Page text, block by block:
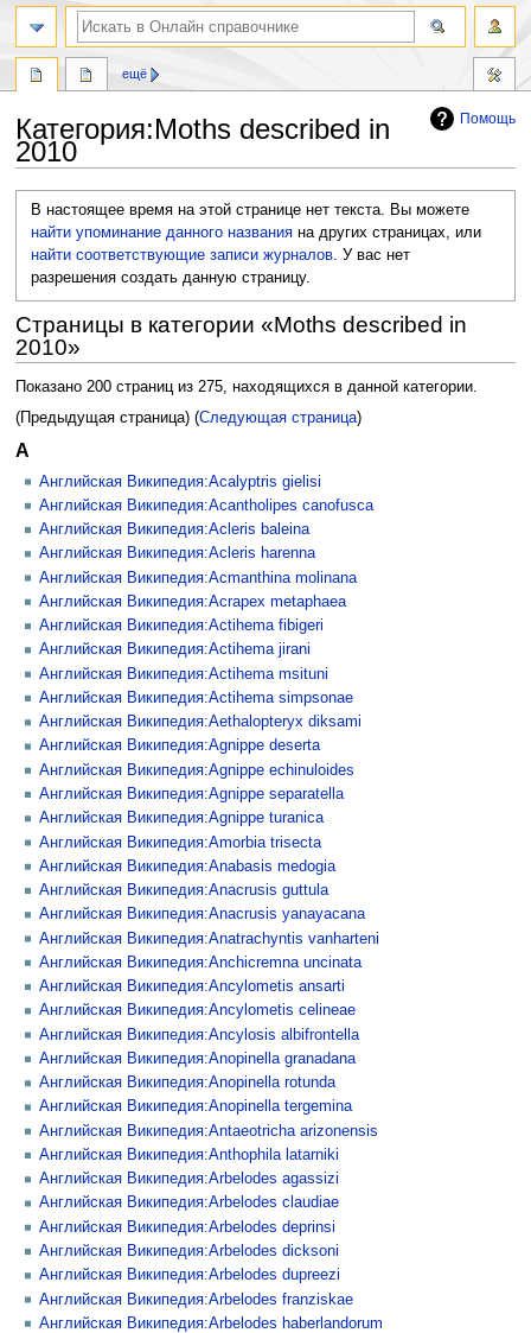
Помощь
Категория:Moths described in
2010
навигации
В настоящее время на этой странице нет текста. Вы можете
найти упоминание данного названия на других страницах, или
найти соответствующие записи журналов. У вас нет
разрешения создать данную страницу.
Страницы в категории «Moths described in
2010»
Показано 200 страниц из 275, находящихся в данной категории.
(Предыдущая страница) (Следующая страница)
A
Английская Википедия:Acalyptris gielisi
Английская Википедия:Acantholipes canofusca
Английская Википедия:Acleris baleina
Английская Википедия:Acleris harenna
Английская Википедия:Acmanthina molinana
Английская Википедия:Acrapex metaphaea
Английская Википедия:Actihema fibigeri
Английская Википедия:Actihema jirani
Английская Википедия:Actihema msituni
Английская Википедия:Actihema simpsonae
Английская Википедия:Aethalopteryx diksami
Английская Википедия:Agnippe deserta
Английская Википедия:Agnippe echinuloides
Английская Википедия:Agnippe separatella
Английская Википедия:Agnippe turanica
Английская Википедия:Amorbia trisecta
Английская Википедия:Anabasis medogia
Английская Википедия:Anacrusis guttula
Английская Википедия:Anacrusis yanayacana
Английская Википедия:Anatrachyntis vanharteni
Английская Википедия:Anchicremna uncinata
Английская Википедия:Ancylometis ansarti
Английская Википедия:Ancylometis celineae
Английская Википедия:Ancylosis albifrontella
Английская Википедия:Anopinella granadana
Английская Википедия:Anopinella rotunda
Английская Википедия:Anopinella tergemina
Английская Википедия:Antaeotricha arizonensis
Английская Википедия:Anthophila latarniki
Английская Википедия:Arbelodes agassizi
Английская Википедия:Arbelodes claudiae
Английская Википедия:Arbelodes deprinsi
Английская Википедия:Arbelodes dicksoni
Английская Википедия:Arbelodes dupreezi
Английская Википедия:Arbelodes franziskae
Английская Википедия:Arbelodes haberlandorum
ещё